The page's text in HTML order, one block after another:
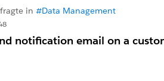
fragte in #Data Management
notification email on a